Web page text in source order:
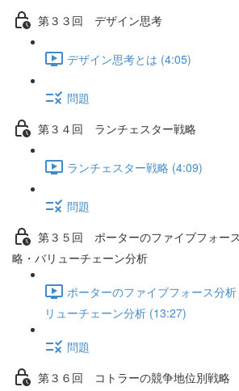
第３３回 デザイン思考
デザイン思考とは (4:05)
問題
第３４回 ランチェスター戦略
ランチェスター戦略 (4:09)
問題
第３５回 ポーターのファイブフォー
略・バリューチェーン分析
ポーターのファイブフォース分
リューチェーン分析 (13:27)
問題
第３６回 コトラーの競争地位別戦略